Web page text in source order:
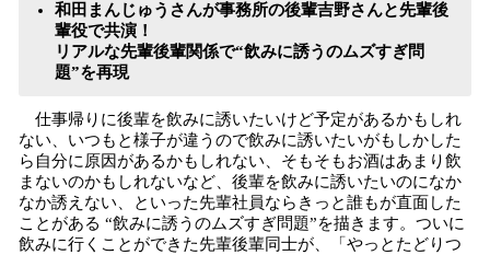
和田まんじゅうさんが事務所の後輩吉野さんと先輩後
輩役で共演！
リアルな先輩後輩関係で“飲みに誘うのムズすぎ問
題”を再現
仕事帰りに後輩を飲みに誘いたいけど予定があるかもしれ
ない、いつもと様子が違うので飲みに誘いたいがもしかした
ら自分に原因があるかもしれない、そもそもお酒はあまり飲
まないのかもしれないなど、後輩を飲みに誘いたいのになか
なか誘えない、といった先輩社員ならきっと誰もが直面した
ことがある “飲みに誘うのムズすぎ問題”を描きます。ついに
飲みに行くことができた先輩後輩同士が、「やっとたどりつ